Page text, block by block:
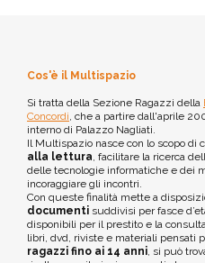
Cos'è il Multispazio
Si tratta della Sezione Ragazzi della
Concordi, che a partire dall'aprile
interno di Palazzo Nagliati.
Il Multispazio nasce con lo scopo di
alla lettura, facilitare la ricerca
delle tecnologie informatiche e dei
incoraggiare gli incontri.
Con queste finalità mette a
documenti suddivisi per fasce
disponibili per il prestito e la
libri, dvd, riviste e materiali pensati
ragazzi fino ai 14 anni, si può